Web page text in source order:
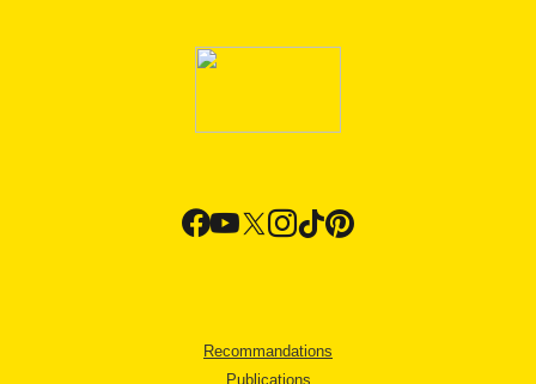
Recommandations
Publications